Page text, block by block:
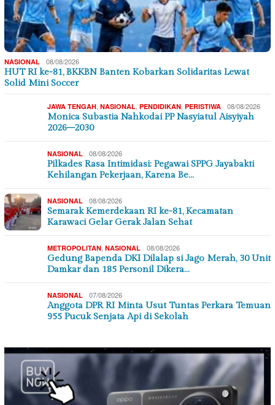
NASIONAL 08/08/2026
HUT RI ke-81, BKKBN Banten Kobarkan Solidaritas Lewat
Solid Mini Soccer
JAWA TENGAH NASIONAL PENDIDIKAN PERISTIWA 08/08/2026
Monica Subastia Nahkodai PP Nasyiatul Aisyiyah
2026–2030
NASIONAL 08/08/2026
Pilkades Rasa Intimidasi: Pegawai SPPG Jayabakti
Kehilangan Pekerjaan, Karena Be…
NASIONAL 08/08/2026
Semarak Kemerdekaan RI ke-81, Kecamatan
Karawaci Gelar Gerak Jalan Sehat
METROPOLITAN NASIONAL 08/08/2026
Gedung Bapenda DKI Dilalap si Jago Merah, 30 Unit
Damkar dan 185 Personil Dikera…
NASIONAL 07/08/2026
Anggota DPR RI Minta Usut Tuntas Perkara Temuan
955 Pucuk Senjata Api di Sekolah